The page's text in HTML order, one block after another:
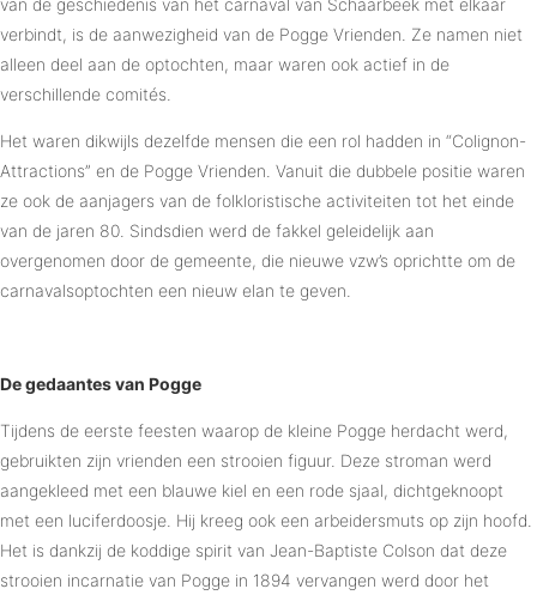
van de geschiedenis van het carnaval van Schaarbeek met elkaar
verbindt, is de aanwezigheid van de Pogge Vrienden. Ze namen niet
alleen deel aan de optochten, maar waren ook actief in de
verschillende comités.
Het waren dikwijls dezelfde mensen die een rol hadden in “Colignon-
Attractions” en de Pogge Vrienden. Vanuit die dubbele positie waren
ze ook de aanjagers van de folkloristische activiteiten tot het einde
van de jaren 80. Sindsdien werd de fakkel geleidelijk aan
overgenomen door de gemeente, die nieuwe vzw’s oprichtte om de
carnavalsoptochten een nieuw elan te geven.
De gedaantes van Pogge
Tijdens de eerste feesten waarop de kleine Pogge herdacht werd,
gebruikten zijn vrienden een strooien figuur. Deze stroman werd
aangekleed met een blauwe kiel en een rode sjaal, dichtgeknoopt
met een luciferdoosje. Hij kreeg ook een arbeidersmuts op zijn hoofd.
Het is dankzij de koddige spirit van Jean-Baptiste Colson dat deze
strooien incarnatie van Pogge in 1894 vervangen werd door het